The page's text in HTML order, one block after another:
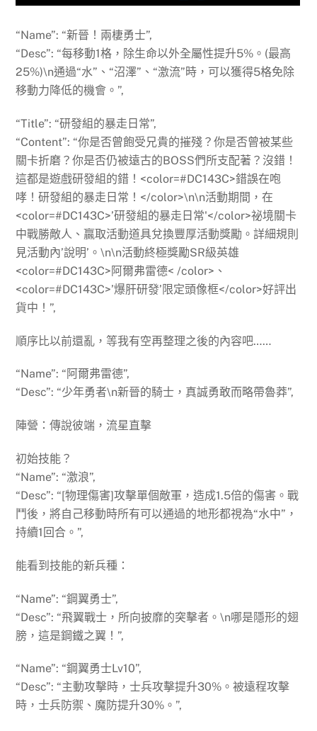
“Name”: “新晉！兩棲勇士”,
“Desc”: “每移動1格，除生命以外全屬性提升5%。(最高
25%)\n通過“水”、“沼澤”、“激流”時，可以獲得5格免除
移動力降低的機會。”,
“Title”: “研發組的暴走日常”,
“Content”: “你是否曾飽受兄貴的摧殘？你是否曾被某些
關卡折磨？你是否仍被遠古的BOSS們所支配著？沒錯！
這都是遊戲研發組的錯！<color=#DC143C>錯誤在咆
哮！研發組的暴走日常！</color>\n\n活動期間，在
<color=#DC143C>’研發組的暴走日常'</color>祕境關卡
中戰勝敵人、贏取活動道具兌換豐厚活動獎勵。詳細規則
見活動內’說明’。\n\n活動終極獎勵SR級英雄
<color=#DC143C>阿爾弗雷德< /color>、
<color=#DC143C>’爆肝研發’限定頭像框</color>好評出
貨中！”,
順序比以前還亂，等我有空再整理之後的內容吧……
“Name”: “阿爾弗雷德”,
“Desc”: “少年勇者\n新晉的騎士，真誠勇敢而略帶魯莽”,
陣營：傳說彼端，流星直擊
初始技能？
“Name”: “激浪”,
“Desc”: “[物理傷害]攻擊單個敵軍，造成1.5倍的傷害。戰
鬥後，將自己移動時所有可以通過的地形都視為“水中”，
持續1回合。”,
能看到技能的新兵種：
“Name”: “鋼翼勇士”,
“Desc”: “飛翼戰士，所向披靡的突擊者。\n哪是隱形的翅
膀，這是鋼鐵之翼！”,
“Name”: “鋼翼勇士Lv10”,
“Desc”: “主動攻擊時，士兵攻擊提升30%。被遠程攻擊
時，士兵防禦、魔防提升30%。”,